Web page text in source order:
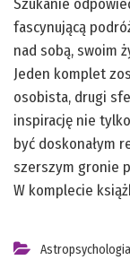
Szukanie
fascynującą
nad sobą, swoim
Jeden komplet
osobista, drugi
inspirację nie
być doskonałym
szerszym gronie
W komplecie
Astropsychologia